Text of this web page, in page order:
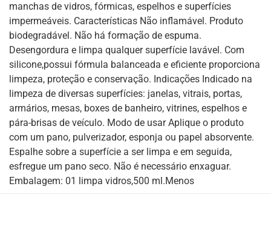
manchas de vidros, fórmicas, espelhos e superfícies
impermeáveis. Características Não inflamável. Produto
biodegradável. Não há formação de espuma.
Desengordura e limpa qualquer superfície lavável. Com
silicone,possui fórmula balanceada e eficiente proporciona
limpeza, proteção e conservação. Indicações Indicado na
limpeza de diversas superfícies: janelas, vitrais, portas,
armários, mesas, boxes de banheiro, vitrines, espelhos e
pára-brisas de veículo. Modo de usar Aplique o produto
com um pano, pulverizador, esponja ou papel absorvente.
Espalhe sobre a superfície a ser limpa e em seguida,
esfregue um pano seco. Não é necessário enxaguar.
Embalagem: 01 limpa vidros,500 ml.Menos